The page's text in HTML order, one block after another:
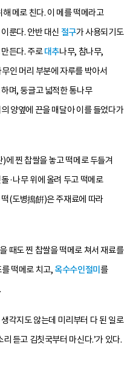
메로 친다. 이 메를 떡메라고
룬다. 안반 대신 절구가 사용되기도
든다. 주로대추나무, 참나무,
인 머리 부분에 자루를 박아서
며, 둥글고 넓적한 통나무
양옆에 끈을 매달아 이를 들었다가
에 찐 찹쌀을 놓고 떡메로 두들겨
·나무 위에 올려 두고 떡메로
(도병搗餠)은 주재료에 따라
때도 찐 찹쌀을 떡메로 쳐서 재료를
떡메로 치고, 옥수수인절미 를
각지도 않는데 미리부터 다 된 일로
듣고 김칫국부터 마신다.’가 있다.